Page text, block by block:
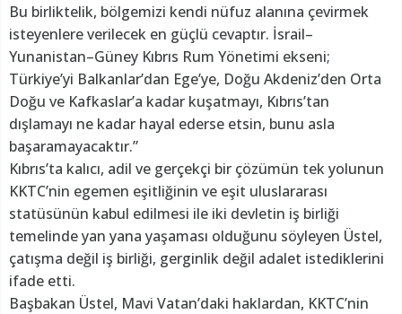
Bu birliktelik, bölgemizi kendi nüfuz alanına çevirmek
isteyenlere verilecek en güçlü cevaptır. İsrail–
Yunanistan–Güney Kıbrıs Rum Yönetimi ekseni;
Türkiye’yi Balkanlar’dan Ege’ye, Doğu Akdeniz’den Orta
Doğu ve Kafkaslar’a kadar kuşatmayı, Kıbrıs’tan
dışlamayı ne kadar hayal ederse etsin, bunu asla
başaramayacaktır.”
Kıbrıs’ta kalıcı, adil ve gerçekçi bir çözümün tek yolunun
KKTC’nin egemen eşitliğinin ve eşit uluslararası
statüsünün kabul edilmesi ile iki devletin iş birliği
temelinde yan yana yaşaması olduğunu söyleyen Üstel,
çatışma değil iş birliği, gerginlik değil adalet istediklerini
ifade etti.
Başbakan Üstel, Mavi Vatan’daki haklardan, KKTC’nin